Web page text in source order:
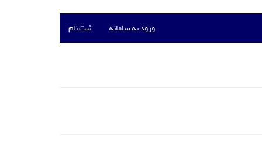
ورود به سامانه ثبت نام